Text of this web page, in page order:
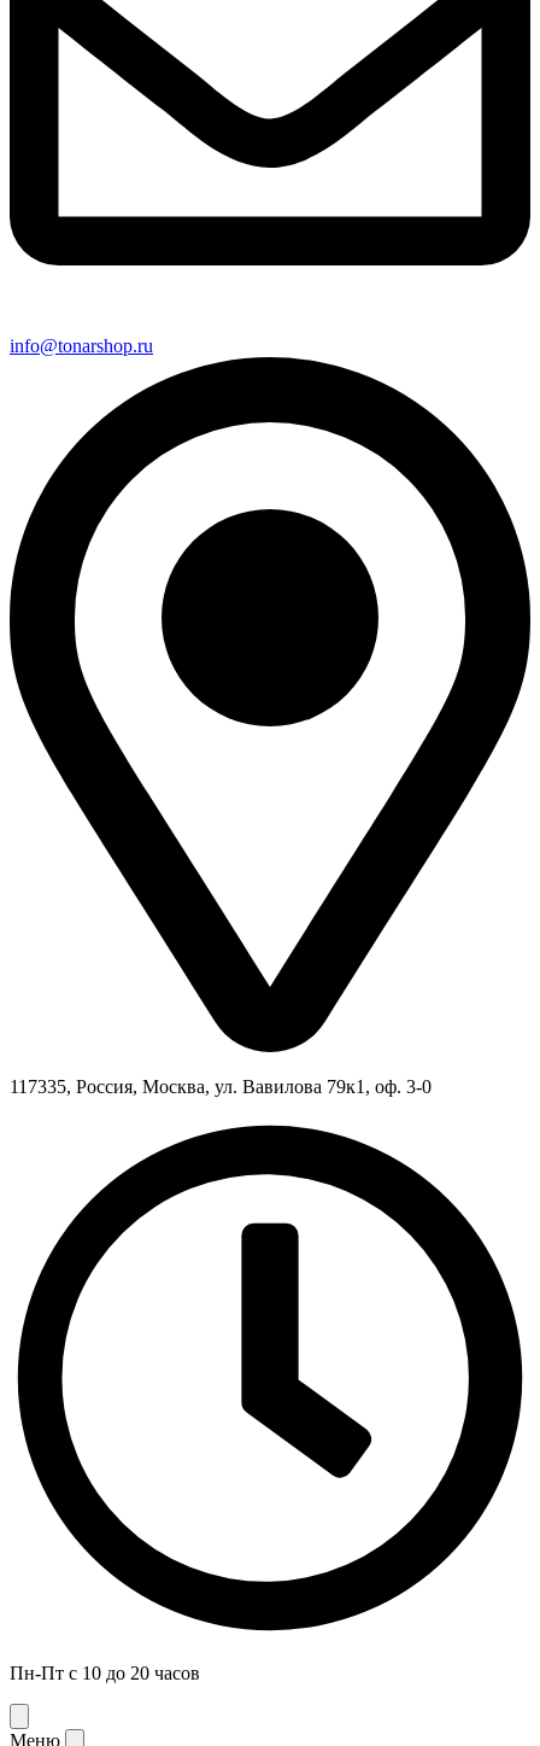
info@tonarshop.ru
117335, Россия, Москва, ул. Вавилова 79к1, оф. 3-0
Пн-Пт с 10 до 20 часов
Меню